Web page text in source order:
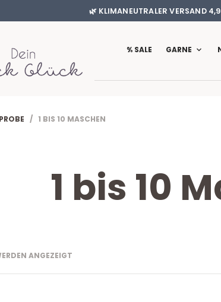
🌿 KLIMANEUTRALER VERSAND
% SALE GARNE
/ 1 BIS 10 MASCHEN
1 bis 10
ANGEZEIGT
SORTIERT